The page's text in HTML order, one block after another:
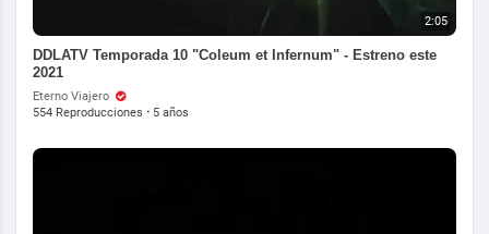
2:05
DDLATV Temporada 10 "Coleum et Infernum" - Estreno este
2021
Eterno Viajero
554 Reproducciones · 5 años